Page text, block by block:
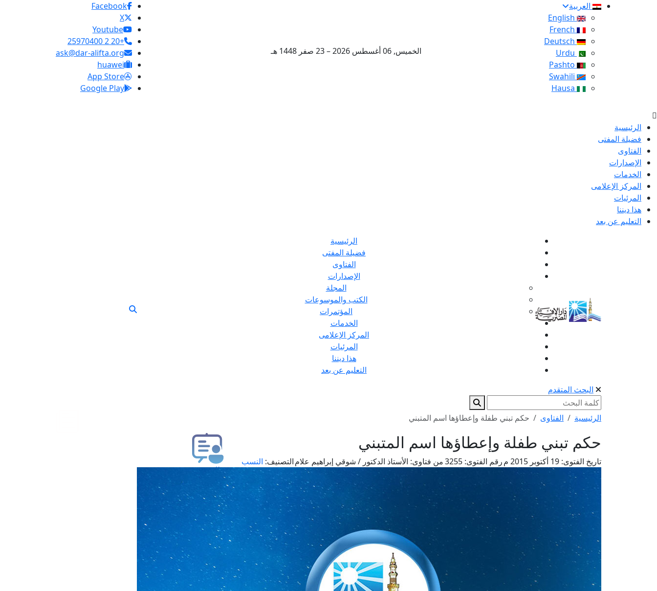
العربية
الخميس, 06 أغسطس 2026 – 23 صفر 1448 هـ
Facebook
X
Youtube
+20 2 25970400
ask@dar-alifta.org
huawei
App Store
Google Play
الرئيسية
فضيلة المفتى
الفتاوى
الإصدارات
الخدمات
المركز الإعلامى
المرئيات
هذا ديننا
التعليم عن بعد
الرئيسية
فضيلة المفتى
الفتاوى
الإصدارات
المجلة
الكتب والموسوعات
المؤتمرات
الخدمات
المركز الإعلامى
المرئيات
هذا ديننا
التعليم عن بعد
البحث المتقدم
الرئيسية الفتاوى حكم تبني طفلة وإعطاؤها اسم المتبني
حكم تبني طفلة وإعطاؤها اسم المتبني
تاريخ الفتوى: رقم الفتوى: 3255 من فتاوى: الأستاذ الدكتور / شوقي إبراهيم علامالتصنيف: النسب
طلب فتوى
استعلام عن فتوى
حجز موعد